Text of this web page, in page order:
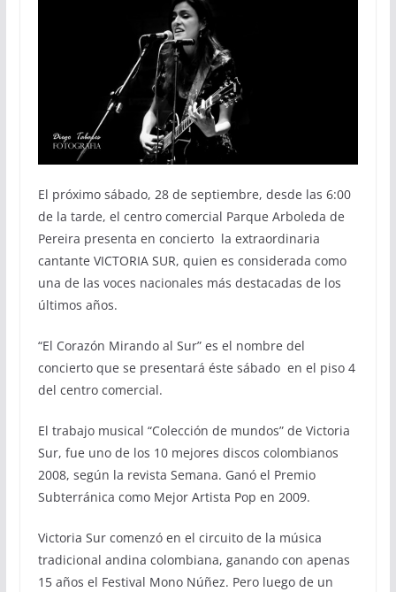
El próximo sábado, 28 de septiembre, desde las 6:00
de la tarde, el centro comercial Parque Arboleda de
Pereira presenta en concierto la extraordinaria
cantante VICTORIA SUR, quien es considerada como
una de las voces nacionales más destacadas de los
últimos años.
“El Corazón Mirando al Sur” es el nombre del
concierto que se presentará éste sábado en el piso 4
del centro comercial.
El trabajo musical “Colección de mundos” de Victoria
Sur, fue uno de los 10 mejores discos colombianos
2008, según la revista Semana. Ganó el Premio
Subterránica como Mejor Artista Pop en 2009.
Victoria Sur comenzó en el circuito de la música
tradicional andina colombiana, ganando con apenas
15 años el Festival Mono Núñez. Pero luego de un